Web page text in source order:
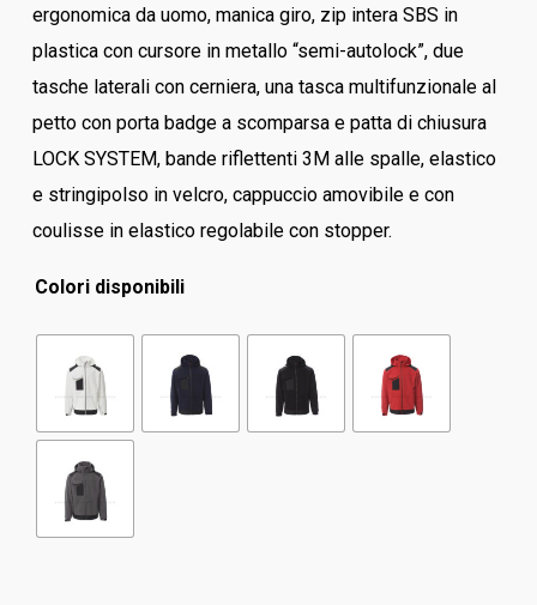
ergonomica da uomo, manica giro, zip intera SBS in
plastica con cursore in metallo “semi-autolock”, due
tasche laterali con cerniera, una tasca multifunzionale al
petto con porta badge a scomparsa e patta di chiusura
LOCK SYSTEM, bande riflettenti 3M alle spalle, elastico
e stringipolso in velcro, cappuccio amovibile e con
coulisse in elastico regolabile con stopper.
Colori disponibili